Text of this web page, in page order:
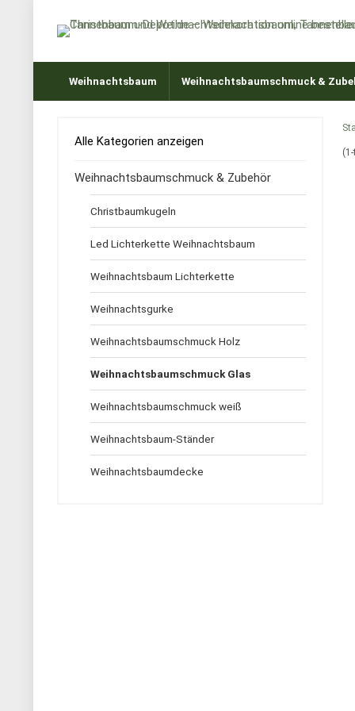
Weihnachtsbaum Weihnachtsbaumschmuck &
Alle Kategorien anzeigen
Weihnachtsbaumschmuck & Zubehör
Christbaumkugeln
Led Lichterkette Weihnachtsbaum
Weihnachtsbaum Lichterkette
Weihnachtsgurke
Weihnachtsbaumschmuck Holz
Weihnachtsbaumschmuck Glas
Weihnachtsbaumschmuck weiß
Weihnachtsbaum-Ständer
Weihnachtsbaumdecke